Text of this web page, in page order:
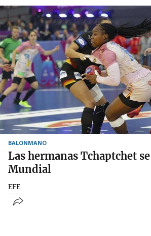
BALONMANO
Las hermanas Tchaptchet
Mundial
EFE